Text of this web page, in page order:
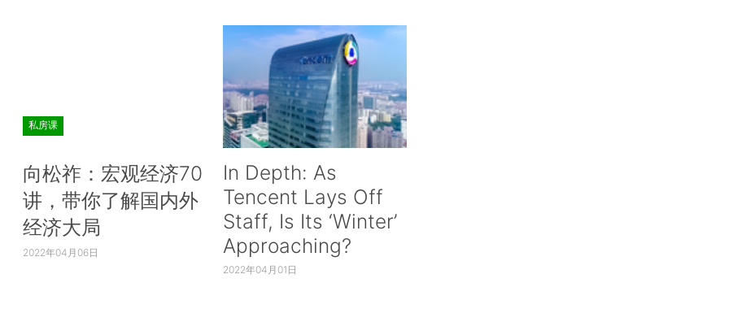
私房课
向松祚：宏观经济70
讲，带你了解国内外
经济大局
2022年04月06日
In Depth: As
Tencent Lays Off
Staff, Is Its ‘Winter’
Approaching?
2022年04月01日